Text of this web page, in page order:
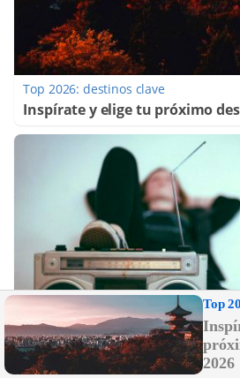
Top 2026: destinos clave
Inspírate y elige tu próximo
Canciones que marcan
Top
2026